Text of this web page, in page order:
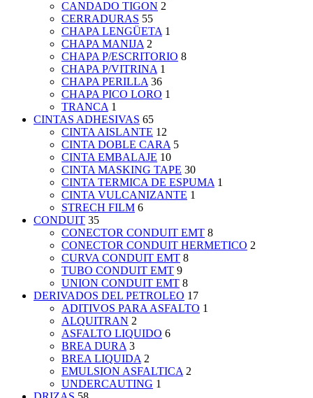
CANDADO TIGON 2
CERRADURAS 55
CHAPA LENGÜETA 1
CHAPA MANIJA 2
CHAPA P/ESCRITORIO 8
CHAPA P/VITRINA 1
CHAPA PERILLA 36
CHAPA PICO LORO 1
TRANCA 1
CINTAS ADHESIVAS 65
CINTA AISLANTE 12
CINTA DOBLE CARA 5
CINTA EMBALAJE 10
CINTA MASKING TAPE 30
CINTA TERMICA DE ESPUMA 1
CINTA VULCANIZANTE 1
STRECH FILM 6
CONDUIT 35
CONECTOR CONDUIT EMT 8
CONECTOR CONDUIT HERMETICO 2
CURVA CONDUIT EMT 8
TUBO CONDUIT EMT 9
UNION CONDUIT EMT 8
DERIVADOS DEL PETROLEO 17
ADITIVOS PARA ASFALTO 1
ALQUITRAN 2
ASFALTO LIQUIDO 6
BREA DURA 3
BREA LIQUIDA 2
EMULSION ASFALTICA 2
UNDERCAUTING 1